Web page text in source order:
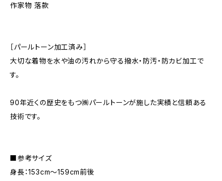
作家物 落款
［パールトーン加工済み］
大切な着物を水や油の汚れから守る撥水・防汚・防カビ加工で
す。
90年近くの歴史をもつ㈱パールトーンが施した実績と信頼ある
技術です。
■参考サイズ
身長：153cm～159cm前後